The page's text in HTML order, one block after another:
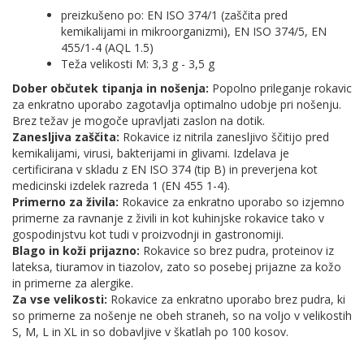
preizkušeno po: EN ISO 374/1 (zaščita pred
kemikalijami in mikroorganizmi), EN ISO 374/5, EN
455/1-4 (AQL 1.5)
Teža velikosti M: 3,3 g - 3,5 g
Dober občutek tipanja in nošenja: Popolno prileganje rokavic
za enkratno uporabo zagotavlja optimalno udobje pri nošenju.
Brez težav je mogoče upravljati zaslon na dotik.
Zanesljiva zaščita: Rokavice iz nitrila zanesljivo ščitijo pred
kemikalijami, virusi, bakterijami in glivami. Izdelava je
certificirana v skladu z EN ISO 374 (tip B) in preverjena kot
medicinski izdelek razreda 1 (EN 455 1-4).
Primerno za živila: Rokavice za enkratno uporabo so izjemno
primerne za ravnanje z živili in kot kuhinjske rokavice tako v
gospodinjstvu kot tudi v proizvodnji in gastronomiji.
Blago in koži prijazno: Rokavice so brez pudra, proteinov iz
lateksa, tiuramov in tiazolov, zato so posebej prijazne za kožo
in primerne za alergike.
Za vse velikosti: Rokavice za enkratno uporabo brez pudra, ki
so primerne za nošenje ne obeh straneh, so na voljo v velikostih
S, M, L in XL in so dobavljive v škatlah po 100 kosov.